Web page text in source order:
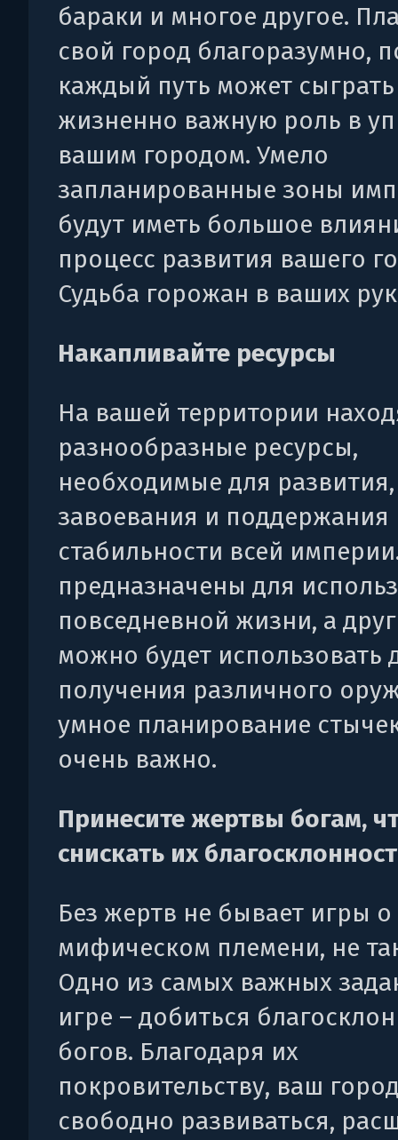
бараки и многое другое.
свой город благоразумно,
каждый путь может сыграть
жизненно важную роль в
вашим городом. Умело
запланированные зоны
будут иметь большое
процесс развития вашего
Судьба горожан в ваших
Накапливайте ресурсы
На вашей территории
разнообразные ресурсы,
необходимые для развития,
завоевания и поддержания
стабильности всей
предназначены для
повседневной жизни, а
можно будет использовать
получения различного
умное планирование
очень важно.
Принесите жертвы богам,
снискать их
Без жертв не бывает игры
мифическом племени, не
Одно из самых важных
игре – добиться
богов. Благодаря их
покровительству, ваш
свободно развиваться,